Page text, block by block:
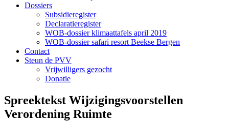
Dossiers
Subsidieregister
Declaratieregister
WOB-dossier klimaattafels april 2019
WOB-dossier safari resort Beekse Bergen
Contact
Steun de PVV
Vrijwilligers gezocht
Donatie
Spreektekst Wijzigingsvoorstellen
Verordening Ruimte